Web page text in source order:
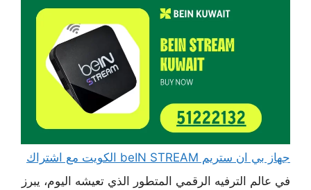
جهاز بي ان ستريم beIN STREAM الكويت مع اشتراك
في عالم الترفيه الرقمي المتطور الذي تعيشه اليوم، يبرز